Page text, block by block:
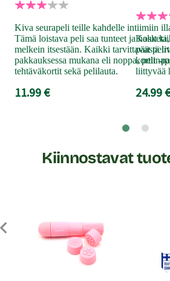
Kiva seurapeli teille kahdelle intiimiin
Tämä loistava peli saa tunteet ja halut
melkein itsestään. Kaikki tarvittavat
pakkauksessa mukana eli noppa,
tehtäväkortit sekä pelilauta.
11.99 €
päästä
kortit -
liittyvää
24.99 €
Kiinnostavat